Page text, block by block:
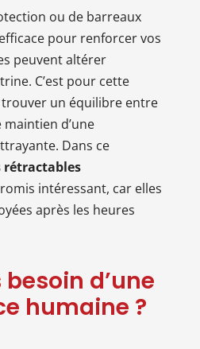
ou de barreaux
pour renforcer vos
peuvent altérer
C’est pour cette
un équilibre entre
d’une
Dans ce
rétractables
intéressant, car elles
après les heures
d’une
humaine ?